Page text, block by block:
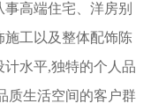
高端住宅、洋房别
工以及整体配饰陈
水平,独特的个人品
质生活空间的客户群